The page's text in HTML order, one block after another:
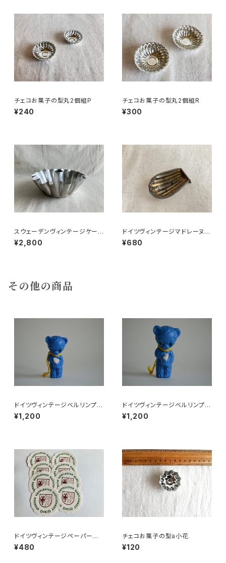
チェコお菓子の型丸2個組P
¥240
チェコお菓子の型丸2個組R
¥300
スウェーデンヴィンテージケーキ
型
¥2,800
ドイツヴィンテージマドレーヌ型
200
¥680
その他の商品
ドイツヴィンテージベルリンプラ
ベア青76
¥1,200
ドイツヴィンテージベルリンプラ
ベア青24
¥1,200
ドイツヴィンテージペーパーコ
ースター8枚組●HO
¥480
チェコお菓子の型a小花
¥120